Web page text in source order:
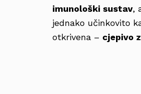
imunološki sustav,
jednako učinkovito
otkrivena – cjepivo